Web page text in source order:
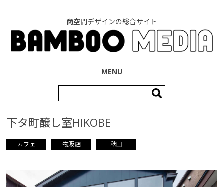
商空間デザインの総合サイト
MENU
索:
下タ町醸し室HIKOBE
カフェ 物販店 秋田